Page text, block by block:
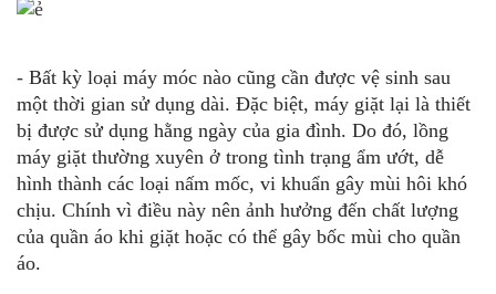
- Bất kỳ loại máy móc nào cũng cần được vệ sinh sau
một thời gian sử dụng dài. Đặc biệt, máy giặt lại là thiết
bị được sử dụng hằng ngày của gia đình. Do đó, lồng
máy giặt thường xuyên ở trong tình trạng ẩm ướt, dễ
hình thành các loại nấm mốc, vi khuẩn gây mùi hôi khó
chịu. Chính vì điều này nên ảnh hưởng đến chất lượng
của quần áo khi giặt hoặc có thể gây bốc mùi cho quần
áo.